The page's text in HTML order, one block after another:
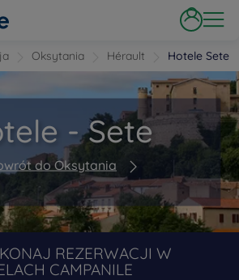
Oksytania Hérault Hotele Sete
- Sete
do Oksytania
REZERWACJI W
CAMPANILE